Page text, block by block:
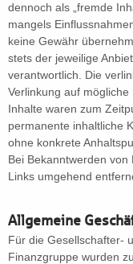
dennoch als „fremde
mangels
keine Gewähr
stets der jeweilige
verantwortlich. Die
Verlinkung auf
Inhalte waren zum
permanente inhaltliche
ohne konkrete
Bei Bekanntwerden
Links umgehend
Allgemeine
Für die Gesellschafter-
Finanzgruppe wurden